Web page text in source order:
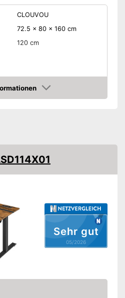
CLOUVOU
72.5 x 80 x 160 cm
120 cm
- Schwarz/Weiß
Sehr gut
05/2026